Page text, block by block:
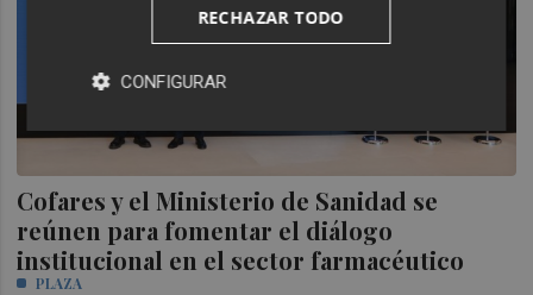
Cofares y el Ministerio de Sanidad se
reúnen para fomentar el diálogo
institucional en el sector farmacéutico
PLAZA
RECHAZAR TODO
CONFIGURAR